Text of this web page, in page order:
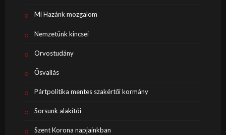
Mi Hazánk mozgalom
Nemzetünk kincsei
Orvostudány
Ősvallás
Pártpolitika mentes szakértői kormány
Sorsunk alakítói
Szent Korona napjainkban